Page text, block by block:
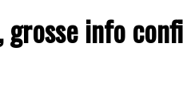
grosse info